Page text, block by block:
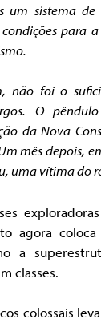
um sistema de
para
não foi o
O
da Nova
mês depois,
uma vítima do
agora
a
classes.
colossais